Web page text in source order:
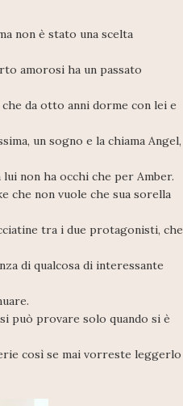
non è stato una scelta
amorosi ha un passato
da otto anni dorme con lei e
un sogno e la chiama Angel,
non ha occhi che per Amber.
che non vuole che sua sorella
tra i due protagonisti, che
di qualcosa di interessante
può provare solo quando si è
così se mai vorreste leggerlo